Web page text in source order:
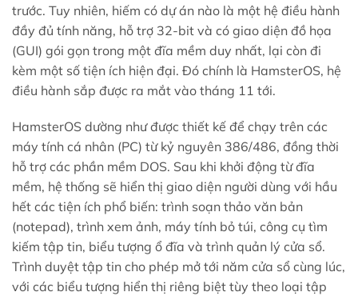
trước. Tuy nhiên, hiếm có dự án nào là một hệ điều hành
đầy đủ tính năng, hỗ trợ 32-bit và có giao diện đồ họa
(GUI) gói gọn trong một đĩa mềm duy nhất, lại còn đi
kèm một số tiện ích hiện đại. Đó chính là HamsterOS, hệ
điều hành sắp được ra mắt vào tháng 11 tới.
HamsterOS dường như được thiết kế để chạy trên các
máy tính cá nhân (PC) từ kỷ nguyên 386/486, đồng thời
hỗ trợ các phần mềm DOS. Sau khi khởi động từ đĩa
mềm, hệ thống sẽ hiển thị giao diện người dùng với hầu
hết các tiện ích phổ biến: trình soạn thảo văn bản
(notepad), trình xem ảnh, máy tính bỏ túi, công cụ tìm
kiếm tập tin, biểu tượng ổ đĩa và trình quản lý cửa sổ.
Trình duyệt tập tin cho phép mở tới năm cửa sổ cùng lúc,
với các biểu tượng hiển thị riêng biệt tùy theo loại tập